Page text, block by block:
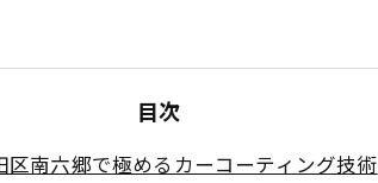
目次
区南六郷で極めるカーコーティング技術